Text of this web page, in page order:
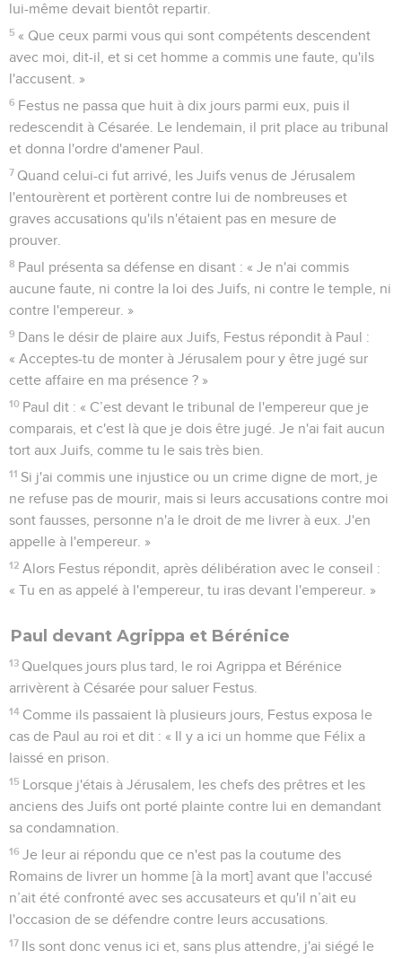
lui-même devait bientôt repartir.
5 « Que ceux parmi vous qui sont compétents descendent
avec moi, dit-il, et si cet homme a commis une faute, qu'ils
l'accusent. »
6 Festus ne passa que huit à dix jours parmi eux, puis il
redescendit à Césarée. Le lendemain, il prit place au tribunal
et donna l'ordre d'amener Paul.
7 Quand celui-ci fut arrivé, les Juifs venus de Jérusalem
l'entourèrent et portèrent contre lui de nombreuses et
graves accusations qu'ils n'étaient pas en mesure de
prouver.
8 Paul présenta sa défense en disant : « Je n'ai commis
aucune faute, ni contre la loi des Juifs, ni contre le temple, ni
contre l'empereur. »
9 Dans le désir de plaire aux Juifs, Festus répondit à Paul :
« Acceptes-tu de monter à Jérusalem pour y être jugé sur
cette affaire en ma présence ? »
10 Paul dit : « C’est devant le tribunal de l'empereur que je
comparais, et c'est là que je dois être jugé. Je n'ai fait aucun
tort aux Juifs, comme tu le sais très bien.
11 Si j'ai commis une injustice ou un crime digne de mort, je
ne refuse pas de mourir, mais si leurs accusations contre moi
sont fausses, personne n'a le droit de me livrer à eux. J'en
appelle à l'empereur. »
12 Alors Festus répondit, après délibération avec le conseil :
« Tu en as appelé à l'empereur, tu iras devant l'empereur. »
Paul devant Agrippa et Bérénice
13 Quelques jours plus tard, le roi Agrippa et Bérénice
arrivèrent à Césarée pour saluer Festus.
14 Comme ils passaient là plusieurs jours, Festus exposa le
cas de Paul au roi et dit : « Il y a ici un homme que Félix a
laissé en prison.
15 Lorsque j'étais à Jérusalem, les chefs des prêtres et les
anciens des Juifs ont porté plainte contre lui en demandant
sa condamnation.
16 Je leur ai répondu que ce n'est pas la coutume des
Romains de livrer un homme [à la mort] avant que l'accusé
n’ait été confronté avec ses accusateurs et qu'il n’ait eu
l'occasion de se défendre contre leurs accusations.
17 Ils sont donc venus ici et, sans plus attendre, j'ai siégé le